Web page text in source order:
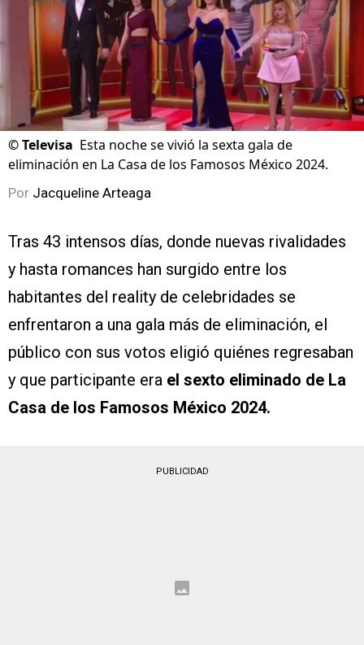
©Televisa Esta noche se vivió la sexta gala de
eliminación en La Casa de los Famosos México 2024.
Por Jacqueline Arteaga
Tras 43 intensos días, donde nuevas rivalidades
y hasta romances han surgido entre los
habitantes del reality de celebridades se
enfrentaron a una gala más de eliminación, el
público con sus votos eligió quiénes regresaban
y que participante era el sexto eliminado de La
Casa de los Famosos México 2024.
PUBLICIDAD